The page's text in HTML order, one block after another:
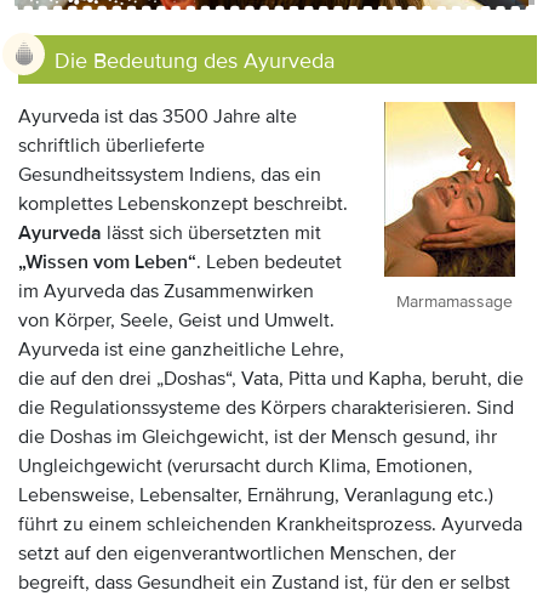
Die Bedeutung des Ayurveda
Marmamassage
Ayurveda ist das 3500 Jahre alte
schriftlich überlieferte
Gesundheitssystem Indiens, das ein
komplettes Lebenskonzept beschreibt.
Ayurveda lässt sich übersetzten mit
„Wissen vom Leben“. Leben bedeutet
im Ayurveda das Zusammenwirken
von Körper, Seele, Geist und Umwelt.
Ayurveda ist eine ganzheitliche Lehre,
die auf den drei „Doshas“, Vata, Pitta und Kapha, beruht, die
die Regulationssysteme des Körpers charakterisieren. Sind
die Doshas im Gleichgewicht, ist der Mensch gesund, ihr
Ungleichgewicht (verursacht durch Klima, Emotionen,
Lebensweise, Lebensalter, Ernährung, Veranlagung etc.)
führt zu einem schleichenden Krankheitsprozess. Ayurveda
setzt auf den eigenverantwortlichen Menschen, der
begreift, dass Gesundheit ein Zustand ist, für den er selbst